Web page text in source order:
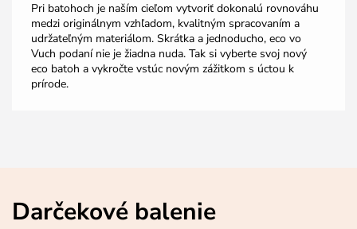
Pri batohoch je naším cieľom vytvoriť dokonalú rovnováhu
medzi originálnym vzhľadom, kvalitným spracovaním a
udržateľným materiálom. Skrátka a jednoducho, eco vo
Vuch podaní nie je žiadna nuda. Tak si vyberte svoj nový
eco batoh a vykročte vstúc novým zážitkom s úctou k
prírode.
Darčekové balenie